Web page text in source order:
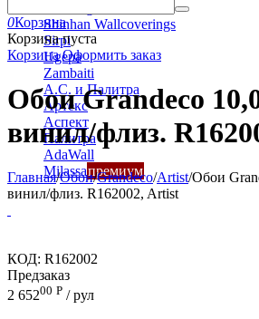
Shinhan Wallcoverings
Sirpi
Ugepa
Zambaiti
А.С. и Палитра
Артекс
Аспект
Палитра
AdaWall
Milassaпремиум
0Корзина
Корзина пуста
Корзина Оформить заказ
Обои Grandeco
винил/флиз.
Главная/Обои/Grandeco/Artist/Обои
винил/флиз. R162002, Artist
КОД: R162002
Предзаказ
2 65200 Р / рул